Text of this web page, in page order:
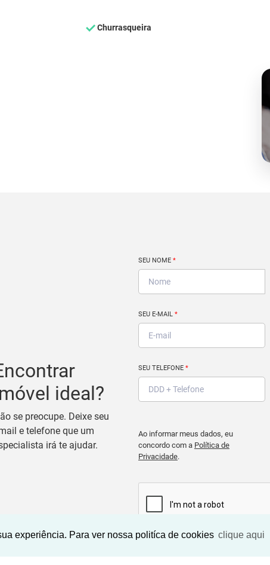
experiência. Para ver nossa politíca de cookies clique aqui
Churrasqueira
ideal?
se preocupe. Deixe seu
e telefone que um
irá te ajudar.
SEU NOME *
SEU E-MAIL *
SEU TELEFONE *
Ao informar meus dados, eu
concordo com a Política de
Privacidade.